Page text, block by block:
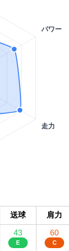
送球 肩力
43
E
60
C